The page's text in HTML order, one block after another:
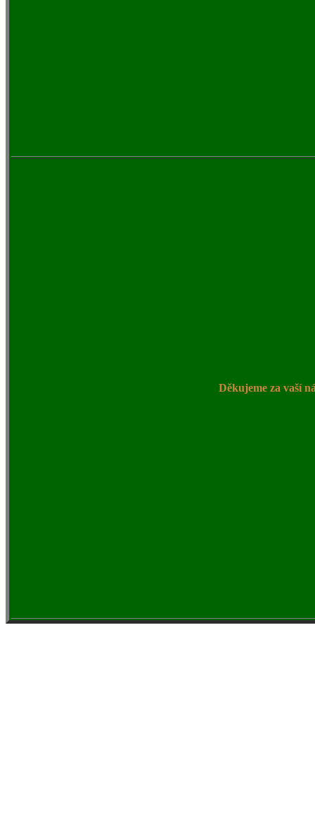
Děkujeme za vaší